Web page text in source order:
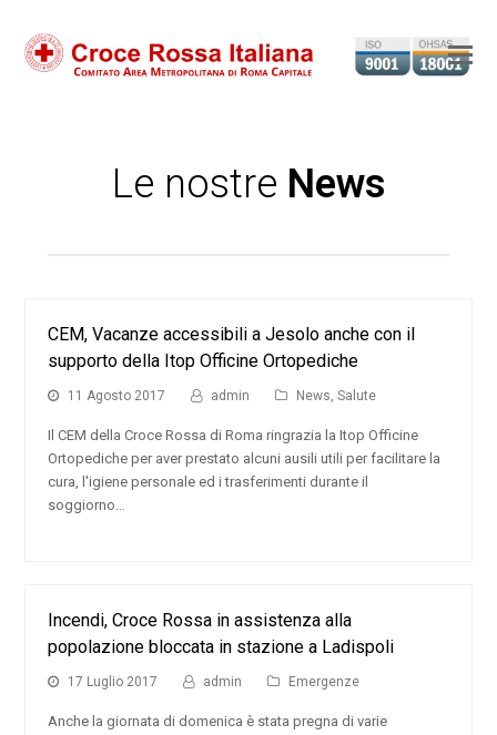
Le nostre News
CEM, Vacanze accessibili a Jesolo anche con il
supporto della Itop Officine Ortopediche
11 Agosto 2017 admin News, Salute
Il CEM della Croce Rossa di Roma ringrazia la Itop Officine
Ortopediche per aver prestato alcuni ausili utili per facilitare la
cura, l'igiene personale ed i trasferimenti durante il
soggiorno…
Incendi, Croce Rossa in assistenza alla
popolazione bloccata in stazione a Ladispoli
17 Luglio 2017 admin Emergenze
Anche la giornata di domenica è stata pregna di varie